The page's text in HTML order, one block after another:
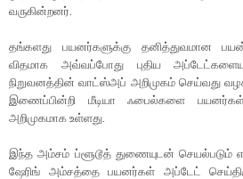
வருகின்றனர்.
தங்களது பயனர்களுக்கு தனித்துவமான
விதமாக அவ்வப்போது புதிய
நிறுவனத்தின் வாட்ஸ்அப் அறிமுகம் செய்வது
இணைப்பின்றி மீடியா ஃபைல்களை
அறிமுகமாக உள்ளது.
இந்த அம்சம் ப்ளூடூத் துணையுடன்
ஷேரிங் அம்சத்தை பயனர்கள் அப்டேட்